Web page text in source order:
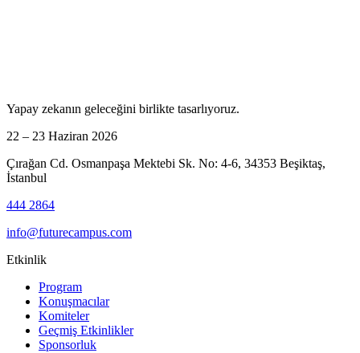
Yapay zekanın geleceğini birlikte tasarlıyoruz.
22 – 23 Haziran 2026
Çırağan Cd. Osmanpaşa Mektebi Sk. No: 4-6, 34353 Beşiktaş,
İstanbul
444 2864
info@futurecampus.com
Etkinlik
Program
Konuşmacılar
Komiteler
Geçmiş Etkinlikler
Sponsorluk